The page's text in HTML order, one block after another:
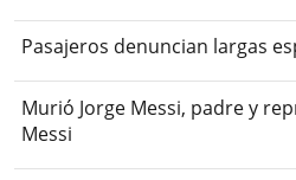
Pasajeros denuncian largas
Murió Jorge Messi, padre y
Messi